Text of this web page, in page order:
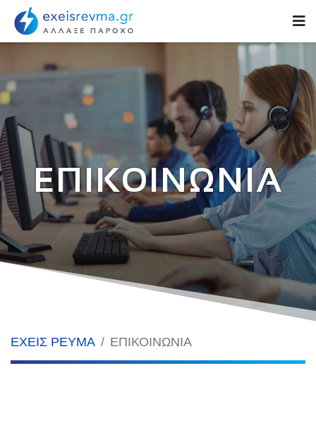
ΕΠΙΚΟΙΝΩΝΙΑ
ΕΧΕΙΣ ΡΕΥΜΑ ΕΠΙΚΟΙΝΩΝΙΑ